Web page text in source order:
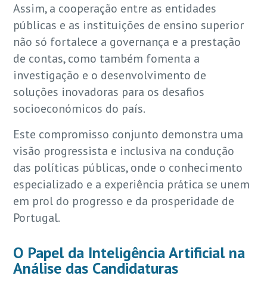
Assim, a cooperação entre as entidades
públicas e as instituições de ensino superior
não só fortalece a governança e a prestação
de contas, como também fomenta a
investigação e o desenvolvimento de
soluções inovadoras para os desafios
socioeconómicos do país.
Este compromisso conjunto demonstra uma
visão progressista e inclusiva na condução
das políticas públicas, onde o conhecimento
especializado e a experiência prática se unem
em prol do progresso e da prosperidade de
Portugal.
O Papel da Inteligência Artificial na
Análise das Candidaturas